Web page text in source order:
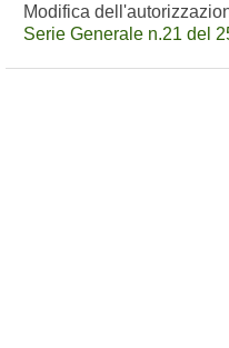
Modifica
Serie Generale n.21 del